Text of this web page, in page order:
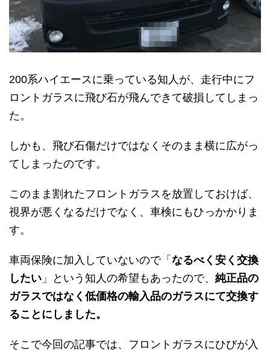
200系ハイエースに乗っている知人が、走行中にフ
ロントガラスに飛び石が飛んできて破損してしまっ
た。
しかも、飛び石傷だけではなくそのまま横に広がっ
てしまったのです。
このまま割れたフロントガラスを放置しておけば、
視界が悪くなるだけでなく、車検にもひっかかりま
す。
車両保険に加入していないので「 なるべく安く交換
したい 」という知人の希望もあったので、 純正品の
ガラスではなく低価格の輸入品のガラスにて交換す
ることにしました。
そこで今回の記事では、フロントガラスにひびが入